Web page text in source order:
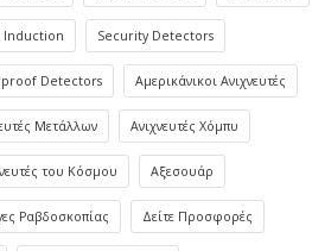
Induction Security Detectors
Detectors Αμερικάνικοι Ανιχνευτές
Μετάλλων Ανιχνευτές Χόμπυ
του Κόσμου Αξεσουάρ
Ραβδοσκοπίας Δείτε Προσφορές